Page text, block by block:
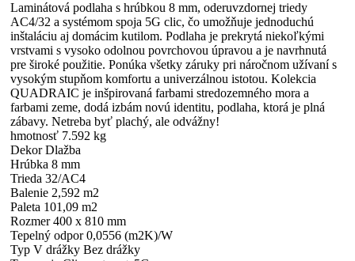
Laminátová podlaha s hrúbkou 8 mm, oderuvzdornej triedy
AC4/32 a systémom spoja 5G clic, čo umožňuje jednoduchú
inštaláciu aj domácim kutilom. Podlaha je prekrytá niekoľkými
vrstvami s vysoko odolnou povrchovou úpravou a je navrhnutá
pre široké použitie. Ponúka všetky záruky pri náročnom užívaní s
vysokým stupňom komfortu a univerzálnou istotou. Kolekcia
QUADRAIC je inšpirovaná farbami stredozemného mora a
farbami zeme, dodá izbám novú identitu, podlaha, ktorá je plná
zábavy. Netreba byť plachý, ale odvážny!
hmotnosť 7.592 kg
Dekor Dlažba
Hrúbka 8 mm
Trieda 32/AC4
Balenie 2,592 m2
Paleta 101,09 m2
Rozmer 400 x 810 mm
Tepelný odpor 0,0556 (m2K)/W
Typ V drážky Bez drážky